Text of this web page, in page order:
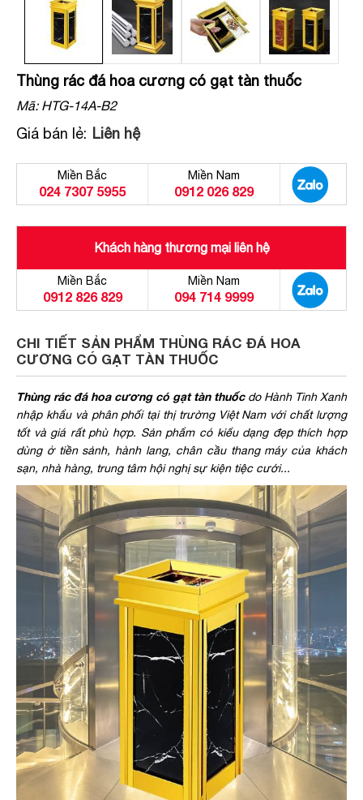
Thùng rác đá hoa cương có gạt tàn thuốc
Mã:HTG-14A-B2
Giá bán lẻ: Liên hệ
Miền Bắc
024 7307 5955
Miền Nam
0912 026 829
Khách hàng thương mại liên hệ
Miền Bắc
0912 826 829
Miền Nam
094 714 9999
CHI TIẾT SẢN PHẨM THÙNG RÁC ĐÁ HOA
CƯƠNG CÓ GẠT TÀN THUỐC
Thùng rác đá hoa cương có gạt tàn thuốcdo Hành Tinh Xanh
nhập khẩu và phân phối tại thị trường Việt Nam với chất lượng
tốt và giá rất phù hợp. Sản phẩm có kiểu dạng đẹp thích hợp
dùng ở tiền sảnh, hành lang, chân cầu thang máy của khách
sạn, nhà hàng, trung tâm hội nghị sự kiện tiệc cưới...